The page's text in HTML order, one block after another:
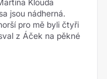
Klouda
jsou nádherná.
pro mě byli čtyři
z Áček na pěkné